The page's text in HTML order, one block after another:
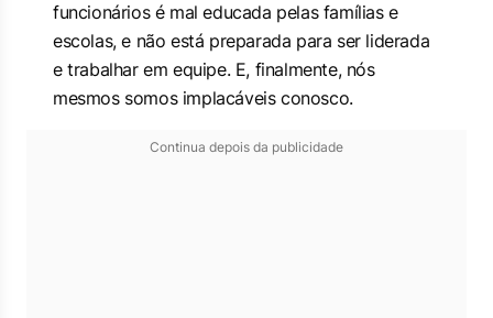
funcionários é mal educada pelas famílias e
escolas, e não está preparada para ser liderada
e trabalhar em equipe. E, finalmente, nós
mesmos somos implacáveis conosco.
Continua depois da publicidade